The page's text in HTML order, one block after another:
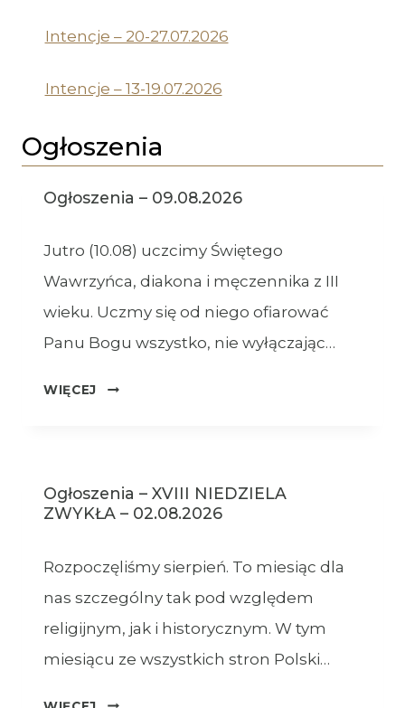
Intencje – 20-27.07.2026
Intencje – 13-19.07.2026
Ogłoszenia
Ogłoszenia – 09.08.2026
Jutro (10.08) uczcimy Świętego
Wawrzyńca, diakona i męczennika z III
wieku. Uczmy się od niego ofiarować
Panu Bogu wszystko, nie wyłączając…
WIĘCEJ
OGŁOSZENIA
Ogłoszenia – XVIII NIEDZIELA
ZWYKŁA – 02.08.2026
Rozpoczęliśmy sierpień. To miesiąc dla
nas szczególny tak pod względem
religijnym, jak i historycznym. W tym
miesiącu ze wszystkich stron Polski…
OGŁOSZENIA